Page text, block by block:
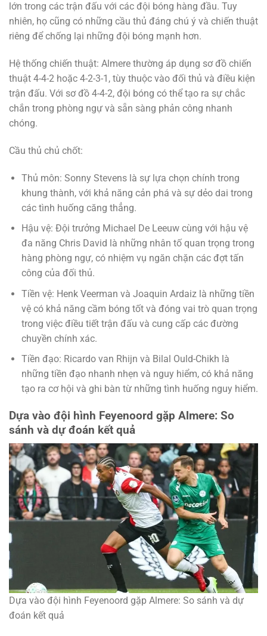
lớn trong các trận đấu với các đội bóng hàng đầu. Tuy
nhiên, họ cũng có những cầu thủ đáng chú ý và chiến thuật
riêng để chống lại những đội bóng mạnh hơn.
Hệ thống chiến thuật: Almere thường áp dụng sơ đồ chiến
thuật 4-4-2 hoặc 4-2-3-1, tùy thuộc vào đối thủ và điều kiện
trận đấu. Với sơ đồ 4-4-2, đội bóng có thể tạo ra sự chắc
chắn trong phòng ngự và sẵn sàng phản công nhanh
chóng.
Cầu thủ chủ chốt:
Thủ môn: Sonny Stevens là sự lựa chọn chính trong
khung thành, với khả năng cản phá và sự dẻo dai trong
các tình huống căng thẳng.
Hậu vệ: Đội trưởng Michael De Leeuw cùng với hậu vệ
đa năng Chris David là những nhân tố quan trọng trong
hàng phòng ngự, có nhiệm vụ ngăn chặn các đợt tấn
công của đối thủ.
Tiền vệ: Henk Veerman và Joaquin Ardaiz là những tiền
vệ có khả năng cầm bóng tốt và đóng vai trò quan trọng
trong việc điều tiết trận đấu và cung cấp các đường
chuyền chính xác.
Tiền đạo: Ricardo van Rhijn và Bilal Ould-Chikh là
những tiền đạo nhanh nhẹn và nguy hiểm, có khả năng
tạo ra cơ hội và ghi bàn từ những tình huống nguy hiểm.
Dựa vào đội hình Feyenoord gặp Almere: So
sánh và dự đoán kết quả
Dựa vào đội hình Feyenoord gặp Almere: So sánh và dự
đoán kết quả